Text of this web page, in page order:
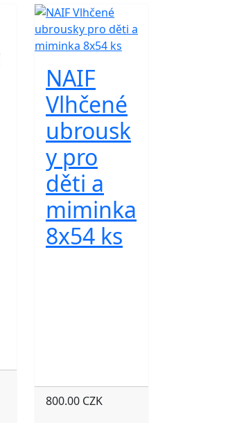
NAIF
Vlhčené
ubrousk
y pro
děti a
miminka
8x54 ks
800.00 CZK